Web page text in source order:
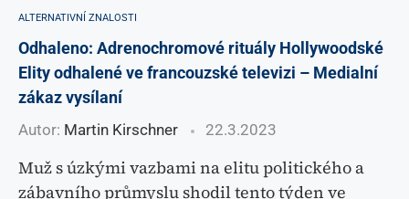
ALTERNATIVNÍ ZNALOSTI
Odhaleno: Adrenochromové rituály Hollywoodské
Elity odhalené ve francouzské televizi – Medialní
zákaz vysílaní
Autor: Martin Kirschner 22.3.2023
Muž s úzkými vazbami na elitu politického a
zábavního průmyslu shodil tento týden ve